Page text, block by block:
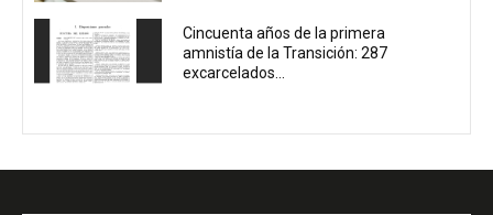
Cincuenta años de la primera
amnistía de la Transición: 287
excarcelados...